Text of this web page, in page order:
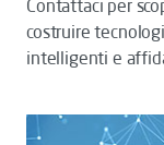
Contattaci per
costruire
intelligenti e